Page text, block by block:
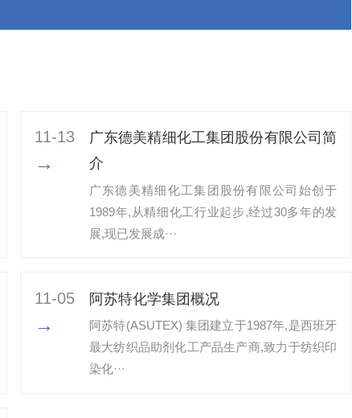
11-13
→
广东德美精细化工集团股份有限公司简
介
广东德美精细化工集团股份有限公司始创于
1989年,从精细化工行业起步,经过30多年的发
展,现已发展成···
11-05
→
阿苏特化学集团概况
阿苏特(ASUTEX) 集团建立于1987年,是西班牙
最大纺织品助剂化工产品生产商,致力于纺织印
染化···